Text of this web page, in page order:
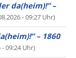
da(heim)!” –
- 09:27 Uhr)
– 1860
- 09:24 Uhr)